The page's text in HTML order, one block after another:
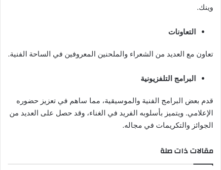
وينك.
التعاونات
تعاون مع العديد من الشعراء والملحنين المعروفين في الساحة الفنية.
البرامج التلفزيونية
قدم بعض البرامج الفنية والموسيقية، مما ساهم في تعزيز حضوره
الإعلامي. ويتميز بأسلوبه الفريد في الغناء، وقد حصل على العديد من
الجوائز والتكريمات في مجاله.
مقالات ذات صلة